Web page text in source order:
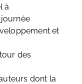
à
et
des
dont la